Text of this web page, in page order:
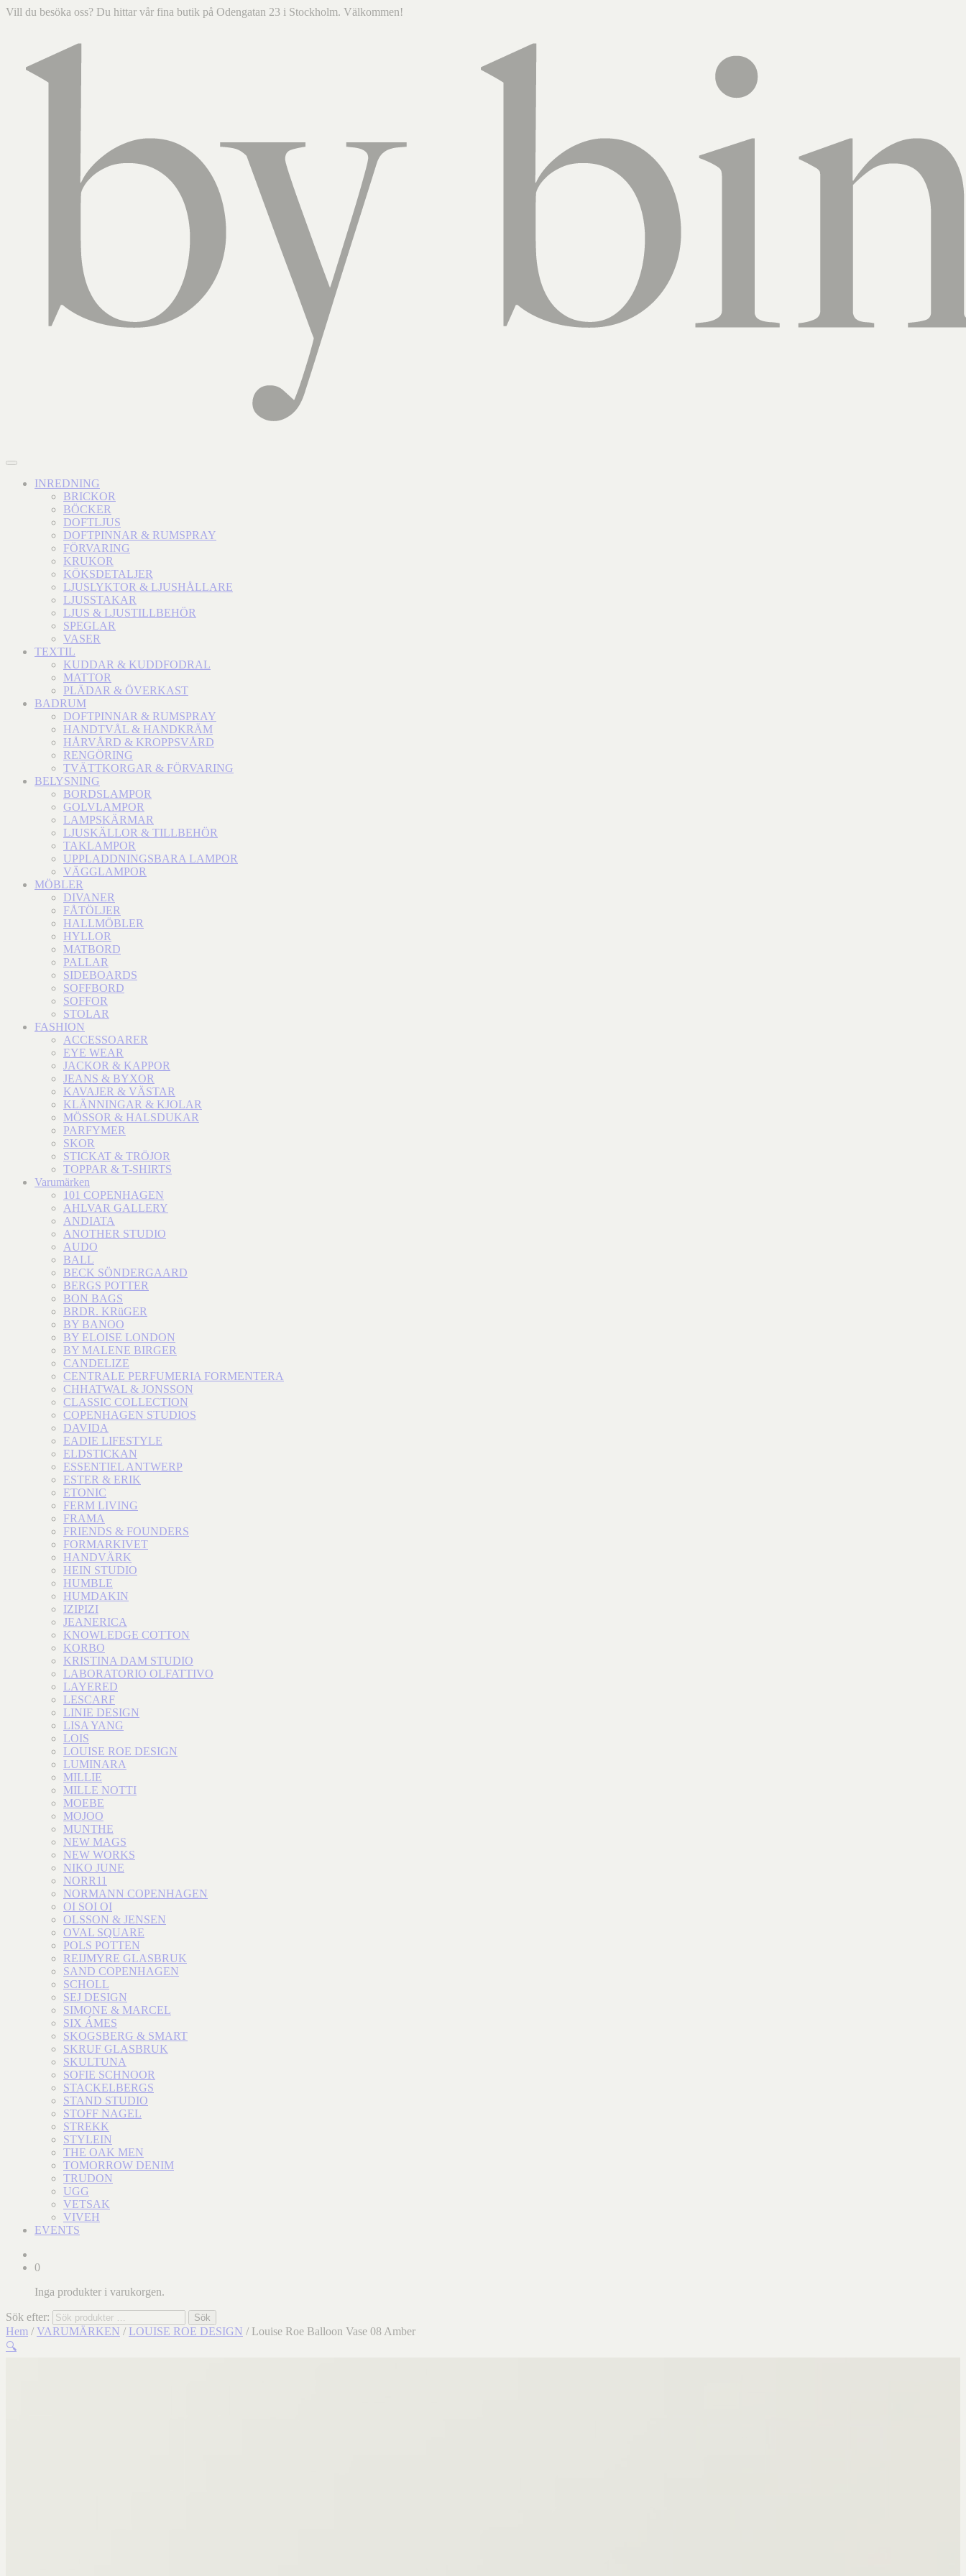
Vill du besöka oss? Du hittar vår fina butik på Odengatan 23 i Stockholm. Välkommen!
INREDNING
BRICKOR
BÖCKER
DOFTLJUS
DOFTPINNAR & RUMSPRAY
FÖRVARING
KRUKOR
KÖKSDETALJER
LJUSLYKTOR & LJUSHÅLLARE
LJUSSTAKAR
LJUS & LJUSTILLBEHÖR
SPEGLAR
VASER
TEXTIL
KUDDAR & KUDDFODRAL
MATTOR
PLÄDAR & ÖVERKAST
BADRUM
DOFTPINNAR & RUMSPRAY
HANDTVÅL & HANDKRÄM
HÅRVÅRD & KROPPSVÅRD
RENGÖRING
TVÄTTKORGAR & FÖRVARING
BELYSNING
BORDSLAMPOR
GOLVLAMPOR
LAMPSKÄRMAR
LJUSKÄLLOR & TILLBEHÖR
TAKLAMPOR
UPPLADDNINGSBARA LAMPOR
VÄGGLAMPOR
MÖBLER
DIVANER
FÅTÖLJER
HALLMÖBLER
HYLLOR
MATBORD
PALLAR
SIDEBOARDS
SOFFBORD
SOFFOR
STOLAR
FASHION
ACCESSOARER
EYE WEAR
JACKOR & KAPPOR
JEANS & BYXOR
KAVAJER & VÄSTAR
KLÄNNINGAR & KJOLAR
MÖSSOR & HALSDUKAR
PARFYMER
SKOR
STICKAT & TRÖJOR
TOPPAR & T-SHIRTS
Varumärken
101 COPENHAGEN
AHLVAR GALLERY
ANDIATA
ANOTHER STUDIO
AUDO
BALL
BECK SÖNDERGAARD
BERGS POTTER
BON BAGS
BRDR. KRüGER
BY BANOO
BY ELOISE LONDON
BY MALENE BIRGER
CANDELIZE
CENTRALE PERFUMERIA FORMENTERA
CHHATWAL & JONSSON
CLASSIC COLLECTION
COPENHAGEN STUDIOS
DAVIDA
EADIE LIFESTYLE
ELDSTICKAN
ESSENTIEL ANTWERP
ESTER & ERIK
ETONIC
FERM LIVING
FRAMA
FRIENDS & FOUNDERS
FORMARKIVET
HANDVÄRK
HEIN STUDIO
HUMBLE
HUMDAKIN
IZIPIZI
JEANERICA
KNOWLEDGE COTTON
KORBO
KRISTINA DAM STUDIO
LABORATORIO OLFATTIVO
LAYERED
LESCARF
LINIE DESIGN
LISA YANG
LOIS
LOUISE ROE DESIGN
LUMINARA
MILLIE
MILLE NOTTI
MOEBE
MOJOO
MUNTHE
NEW MAGS
NEW WORKS
NIKO JUNE
NORR11
NORMANN COPENHAGEN
OI SOI OI
OLSSON & JENSEN
OVAL SQUARE
POLS POTTEN
REIJMYRE GLASBRUK
SAND COPENHAGEN
SCHOLL
SEJ DESIGN
SIMONE & MARCEL
SIX ÁMES
SKOGSBERG & SMART
SKRUF GLASBRUK
SKULTUNA
SOFIE SCHNOOR
STACKELBERGS
STAND STUDIO
STOFF NAGEL
STREKK
STYLEIN
THE OAK MEN
TOMORROW DENIM
TRUDON
UGG
VETSAK
VIVEH
EVENTS
0
Inga produkter i varukorgen.
Sök efter: Sök
Hem / VARUMÄRKEN / LOUISE ROE DESIGN / Louise Roe Balloon Vase 08 Amber
🔍